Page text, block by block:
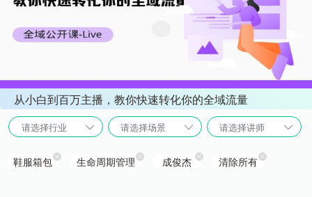
从小白到百万主播，教你快速转化你的全域流量
请选择行业 请选择场景 请选择讲师
鞋服箱包 生命周期管理 成俊杰 清除所有